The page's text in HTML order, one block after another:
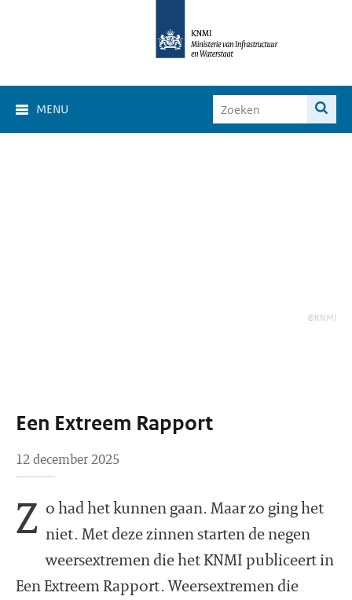
MENU
©KNMI
Een Extreem Rapport
12 december 2025
Z o had het kunnen gaan. Maar zo ging het
niet. Met deze zinnen starten de negen
weersextremen die het KNMI publiceert in
Een Extreem Rapport. Weersextremen die